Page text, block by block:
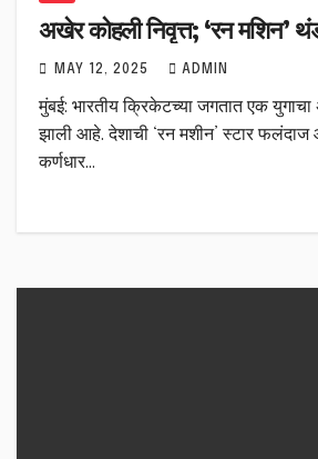
अखेर कोहली निवृत्त; ‘रन मशिन’
MAY 12, 2025 ADMIN
मुंबई: भारतीय क्रिकेटच्या जगतात एक युगाचा
झाली आहे. देशाची ‘रन मशीन’ स्टार फलंदाज
कर्णधार…